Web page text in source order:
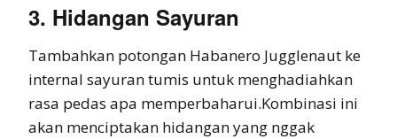
3. Hidangan Sayuran
Tambahkan potongan Habanero Jugglenaut ke
internal sayuran tumis untuk menghadiahkan
rasa pedas apa memperbaharui.Kombinasi ini
akan menciptakan hidangan yang nggak